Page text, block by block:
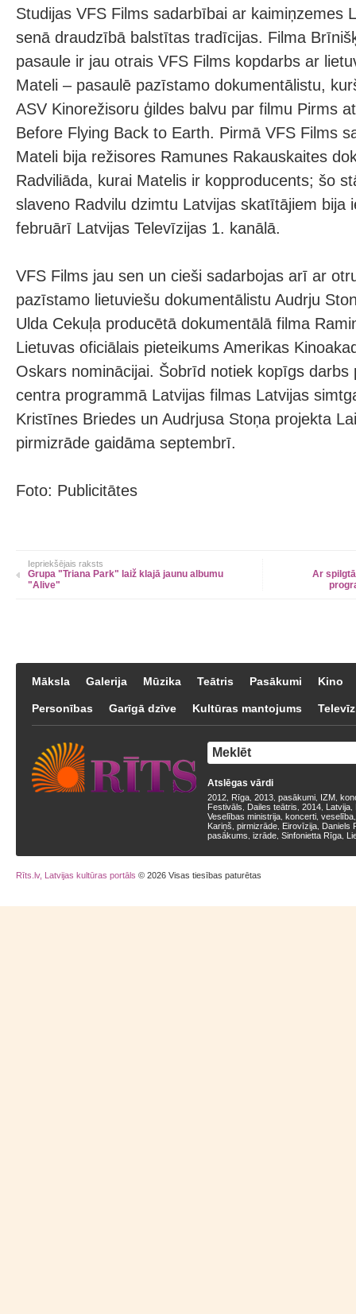
Studijas VFS Films sadarbībai ar kaimiņzemes
senā draudzībā balstītas tradīcijas. Filma
pasaule ir jau otrais VFS Films kopdarbs ar
Mateli – pasaulē pazīstamo dokumentālistu,
ASV Kinorežisoru ģildes balvu par filmu Pirms
Before Flying Back to Earth. Pirmā VFS Films
Mateli bija režisores Ramunes Rakauskaites
Radviliāda, kurai Matelis ir kopproducents; šo
slaveno Radvilu dzimtu Latvijas skatītājiem bija
februārī Latvijas Televīzijas 1. kanālā.
VFS Films jau sen un cieši sadarbojas arī ar
pazīstamo lietuviešu dokumentālistu Audrju
Ulda Cekuļa producētā dokumentālā filma
Lietuvas oficiālais pieteikums Amerikas
Oskars nominācijai. Šobrīd notiek kopīgs darbs
centra programmā Latvijas filmas Latvijas
Kristīnes Briedes un Audrjusa Stoņa projekta
pirmizrāde gaidāma septembrī.
Foto: Publicitātes
Iepriekšējais raksts
Grupa "Triana Park" laiž klajā jaunu albumu
"Alive"
Ar
Māksla Galerija Mūzika Teātris Pasākumi Kino
Personības Garīgā dzīve Kultūras mantojums
Atslēgas vārdi
2012 Rīga 2013 pasākumi IZM
Festivāls
Dailes teātris 2014 Latvija
Veselības ministrija koncerti veselība
Kariņš pirmizrāde Eirovīzija Daniels
pasākums izrāde Sinfonietta Rīga
Rīts.lv, Latvijas kultūras portāls © 2026 Visas tiesības paturētas